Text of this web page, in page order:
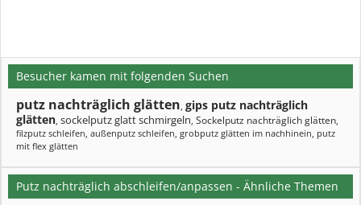
Besucher kamen mit folgenden Suchen
putz nachträglich glätten, gips putz nachträglich
glätten, sockelputz glatt schmirgeln, Sockelputz nachträglich glätten,
filzputz schleifen, außenputz schleifen, grobputz glätten im nachhinein, putz
mit flex glätten
Putz nachträglich abschleifen/anpassen - Ähnliche Themen